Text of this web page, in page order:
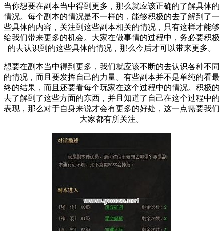
当你想要在副本当中得到更多，那么就应该正确的了解具体的
情况。每个副本的情况是不一样的，能够积极的去了解到了一
些具体的内容，关注到这些副本相关的情况，只有这样才能够
给我们带来更多的机会。大家在做事情的过程中，务必要积极
的去认识到的这些具体的情况，那么今后才可以带来更多。
想要在副本当中得到更多，我们就应该不断的去认识各种不同
的情况，而且要发挥自己的力量。有些副本并不是单纯的看最
终的结果，而且还要看每个玩家在这个过程中的情况。积极的
去了解到了这些方面的东西，并且知道了自己在这个过程中的
表现，那么对于自身来说才会有更多的好处，这一点需要我们
大家都有所关注。